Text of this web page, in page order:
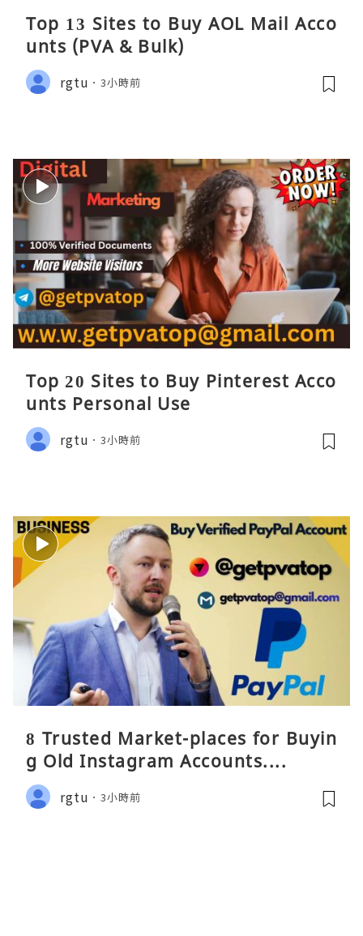
Top 13 Sites to Buy AOL Mail Acco
unts (PVA & Bulk)
rgtu 3小時前
Top 20 Sites to Buy Pinterest Acco
unts Personal Use
rgtu 3小時前
8 Trusted Market-places for Buyin
g Old Instagram Accounts....
rgtu 3小時前